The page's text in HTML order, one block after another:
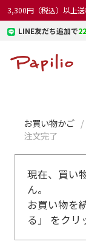
3,300円（税込）以上
LINE友だち追加で
お買い物かご
注文完了
現在、買い
ん。
お買い物を
る」 をクリ